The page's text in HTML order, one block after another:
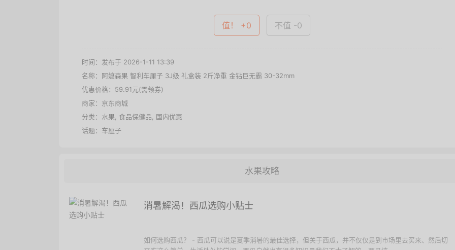
值！ +0 不值 -0
时间：发布于 2026-1-11 13:39
名称： 阿嬷森果 智利车厘子 3J级 礼盒装 2斤净重 金钻巨无霸 30-32mm
优惠价格： 59.91元(需领券)
商家： 京东商城
分类： 水果 食品保健品
国内优惠
话题： 车厘子
水果攻略
消暑解渴！西瓜选购小贴士
如何选购西瓜？ - 西瓜可以说是夏季消暑的最佳选择，但关于西瓜，并不仅仅是到市场里去买来、然后切